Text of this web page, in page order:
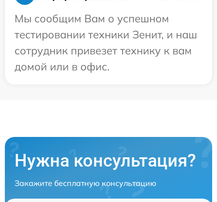
Мы сообщим Вам о успешном
тестировании техники Зенит, и наш
сотрудник привезет технику к вам
домой или в офис.
Нужна консультация?
Закажите бесплатную консультацию